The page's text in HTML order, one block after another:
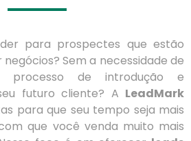
para prospectes que estão
Sem a necessidade de
processo de introdução e
futuro cliente? A LeadMark
para que seu tempo seja mais
que você venda muito mais